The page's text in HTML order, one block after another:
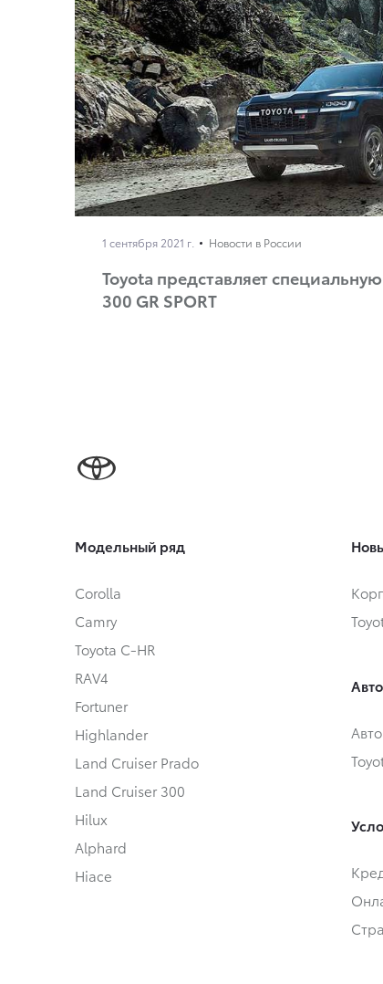
1 сентября 2021 г. Новости в России
Toyota представляет
300 GR SPORT
Модельный ряд
Corolla
Camry
Toyota C-HR
RAV4
Fortuner
Highlander
Land Cruiser Prado
Land Cruiser 300
Hilux
Alphard
Hiace